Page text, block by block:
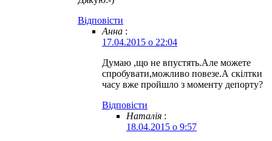
Відповіcти
Анна :
17.04.2015 о 22:04
Думаю ,що не впустять.Але можете
спробувати,можливо повезе.А скілтки
часу вже пройшло з моменту депорту?
Відповіcти
Наталія :
18.04.2015 о 9:57